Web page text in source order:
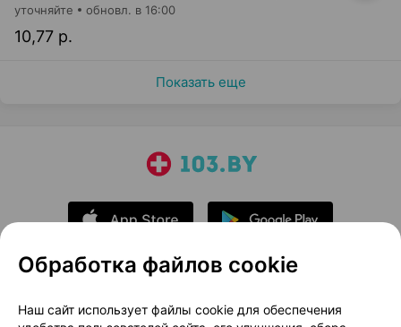
10,77 р.
уточняйте обновл. в 16:00
Показать еще
О проекте
Новости проекта
Обработка файлов cookie
Наш сайт использует файлы cookie для обеспечения